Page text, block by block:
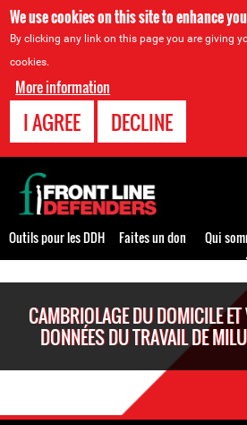
We use cookies on this site to enhance
By clicking any link on this page you are giving
cookies.
More information
I AGREE DECLINE
CAMBRIOLAGE DU DOMICILE ET
DONNÉES DU TRAVAIL DE
Back
to
top
Outils pour les DDH Faites un don
Qui